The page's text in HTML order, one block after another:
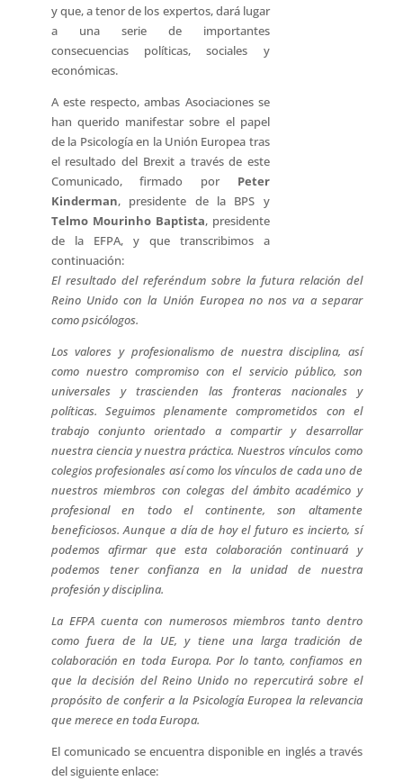
y que, a tenor de los expertos, dará lugar
a una serie de importantes
consecuencias políticas, sociales y
económicas.
A este respecto, ambas Asociaciones se
han querido manifestar sobre el papel
de la Psicología en la Unión Europea tras
el resultado del Brexit a través de este
Comunicado, firmado por Peter
Kinderman, presidente de la BPS y
Telmo Mourinho Baptista, presidente
de la EFPA, y que transcribimos a
continuación:
El resultado del referéndum sobre la futura relación del
Reino Unido con la Unión Europea no nos va a separar
como psicólogos.
Los valores y profesionalismo de nuestra disciplina, así
como nuestro compromiso con el servicio público, son
universales y trascienden las fronteras nacionales y
políticas. Seguimos plenamente comprometidos con el
trabajo conjunto orientado a compartir y desarrollar
nuestra ciencia y nuestra práctica. Nuestros vínculos como
colegios profesionales así como los vínculos de cada uno de
nuestros miembros con colegas del ámbito académico y
profesional en todo el continente, son altamente
beneficiosos. Aunque a día de hoy el futuro es incierto, sí
podemos afirmar que esta colaboración continuará y
podemos tener confianza en la unidad de nuestra
profesión y disciplina.
La EFPA cuenta con numerosos miembros tanto dentro
como fuera de la UE, y tiene una larga tradición de
colaboración en toda Europa. Por lo tanto, confiamos en
que la decisión del Reino Unido no repercutirá sobre el
propósito de conferir a la Psicología Europea la relevancia
que merece en toda Europa.
El comunicado se encuentra disponible en inglés a través
del siguiente enlace: